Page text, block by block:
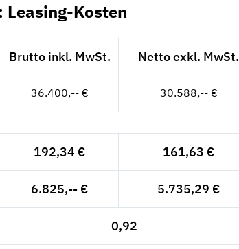
Kosten
Brutto inkl. MwSt. Netto exkl. MwSt.
36.400,-- € 30.588,-- €
192,34 € 161,63 €
6.825,-- € 5.735,29 €
0,92